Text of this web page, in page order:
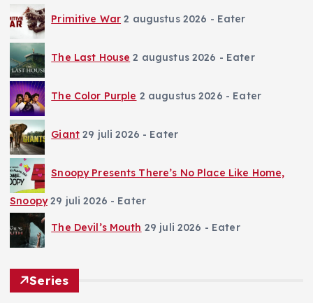
Primitive War 2 augustus 2026 - Eater
The Last House 2 augustus 2026 - Eater
The Color Purple 2 augustus 2026 - Eater
Giant 29 juli 2026 - Eater
Snoopy Presents There’s No Place Like Home,
Snoopy 29 juli 2026 - Eater
The Devil’s Mouth 29 juli 2026 - Eater
Series